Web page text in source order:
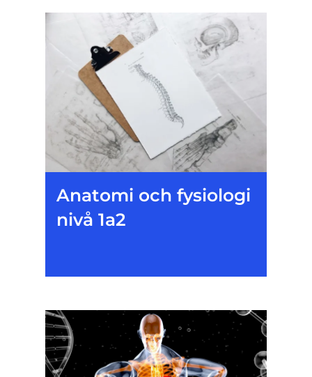
Anatomi och fysiologi
nivå 1a2